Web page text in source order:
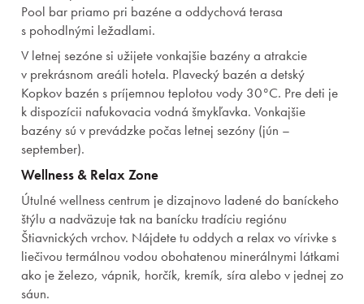
Pool bar priamo pri bazéne a oddychová terasa
s pohodlnými ležadlami.
V letnej sezóne si užijete vonkajšie bazény a atrakcie
v prekrásnom areáli hotela. Plavecký bazén a detský
Kopkov bazén s príjemnou teplotou vody 30°C. Pre deti je
k dispozícii nafukovacia vodná šmykľavka. Vonkajšie
bazény sú v prevádzke počas letnej sezóny (jún –
september).
Wellness & Relax Zone
Útulné wellness centrum je dizajnovo ladené do baníckeho
štýlu a nadväzuje tak na banícku tradíciu regiónu
Štiavnických vrchov. Nájdete tu oddych a relax vo vírivke s
liečivou termálnou vodou obohatenou minerálnymi látkami
ako je železo, vápnik, horčík, kremík, síra alebo v jednej zo
sáun.